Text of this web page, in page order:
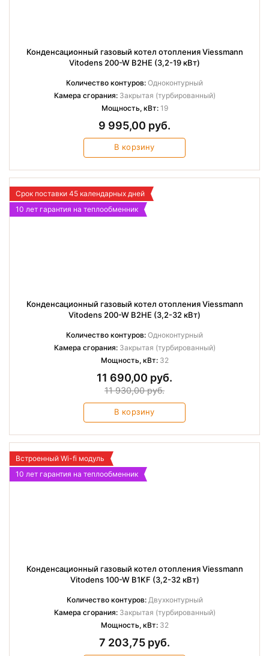
Конденсационный газовый котел отопления Viessmann
Vitodens 200-W B2HE (3,2-19 кВт)
Количество контуров: Одноконтурный
Камера сгорания:Закрытая (турбированный)
Мощность, кВт:19
9 995,00 руб.
В корзину
Срок поставки 45 календарных дней
10 лет гарантия на теплообменник
Конденсационный газовый котел отопления Viessmann
Vitodens 200-W B2HE (3,2-32 кВт)
Количество контуров: Одноконтурный
Камера сгорания:Закрытая (турбированный)
Мощность, кВт:32
11 690,00 руб.
11 930,00 руб.
В корзину
Встроенный Wi-fi модуль
10 лет гарантия на теплообменник
Конденсационный газовый котел отопления Viessmann
Vitodens 100-W B1KF (3,2-32 кВт)
Количество контуров:Двухконтурный
Камера сгорания:Закрытая (турбированный)
Мощность, кВт:32
7 203,75 руб.